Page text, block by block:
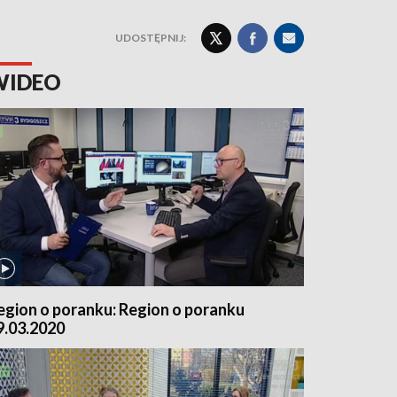
UDOSTĘPNIJ:
o poranku: Region o poranku